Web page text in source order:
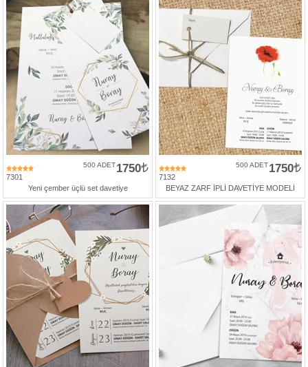
7301
1750
500 ADET
Yeni çember üçlü set davetiye
7132
1750
500 ADET
BEYAZ ZARF İPLİ DAVETİYE MODELİ